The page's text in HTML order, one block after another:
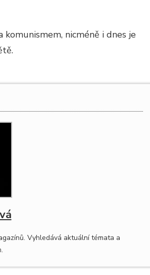
nicméně i dnes je
Vyhledává aktuální témata a